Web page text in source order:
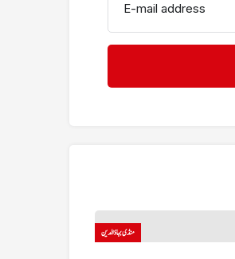
E-mail address
منڈی بہاؤالدین